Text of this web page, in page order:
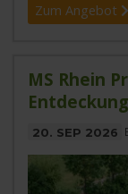
Zum Angebot
MS Rhein
20. SEP 2026